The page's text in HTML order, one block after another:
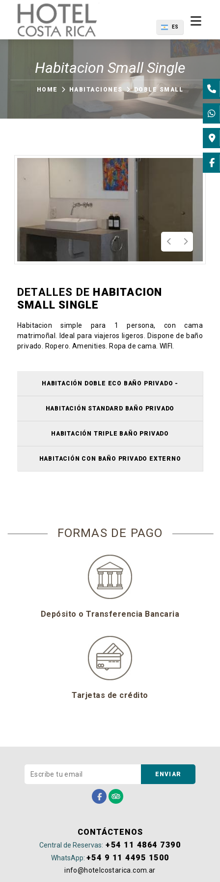
ES
Habitacion Small Single
HOME HABITACIONES DOBLE SMALL
DETALLES DE HABITACION
SMALL SINGLE
Habitacion simple para 1 persona, con cama
matrimoñal. Ideal para viajeros ligeros. Dispone de baño
privado. Ropero. Amenities. Ropa de cama. WIFI.
HABITACIÓN DOBLE ECO BAÑO PRIVADO -
HABITACIÓN STANDARD BAÑO PRIVADO
HABITACIÓN TRIPLE BAÑO PRIVADO
HABITACIÓN CON BAÑO PRIVADO EXTERNO
FORMAS DE PAGO
Depósito o Transferencia Bancaria
Tarjetas de crédito
ENVIAR
CONTÁCTENOS
Central de Reservas: +54 11 4864 7390
WhatsApp: +54 9 11 4495 1500
info@hotelcostarica.com.ar